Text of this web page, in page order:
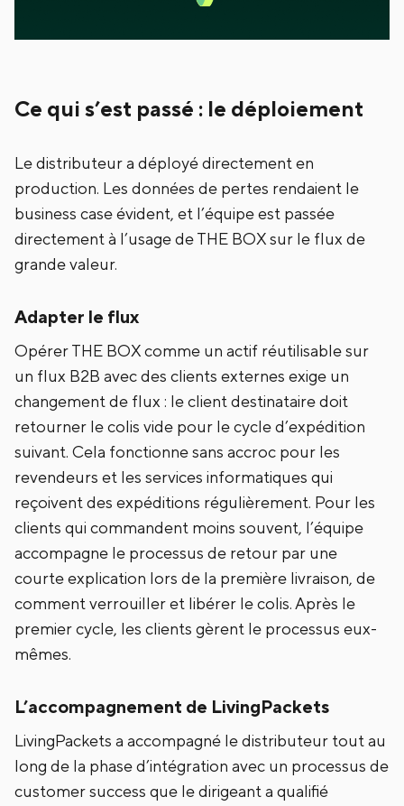
Ce qui s’est passé : le déploiement
Le distributeur a déployé directement en
production. Les données de pertes rendaient le
business case évident, et l’équipe est passée
directement à l’usage de THE BOX sur le flux de
grande valeur.
Adapter le flux
Opérer THE BOX comme un actif réutilisable sur
un flux B2B avec des clients externes exige un
changement de flux : le client destinataire doit
retourner le colis vide pour le cycle d’expédition
suivant. Cela fonctionne sans accroc pour les
revendeurs et les services informatiques qui
reçoivent des expéditions régulièrement. Pour les
clients qui commandent moins souvent, l’équipe
accompagne le processus de retour par une
courte explication lors de la première livraison, de
comment verrouiller et libérer le colis. Après le
premier cycle, les clients gèrent le processus eux-
mêmes.
L’accompagnement de LivingPackets
LivingPackets a accompagné le distributeur tout au
long de la phase d’intégration avec un processus de
customer success que le dirigeant a qualifié